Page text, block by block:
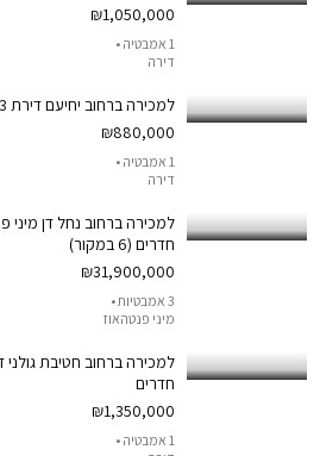
₪1,050,000
1 אמבטיה •
דירה
למכירה ברחוב יחיעם דירת 3 חדרים
₪880,000
1 אמבטיה •
דירה
חדרים (6 במקור)
₪31,900,000
3 אמבטיות •
מיני פנטהאוז
חדרים
₪1,350,000
1 אמבטיה •